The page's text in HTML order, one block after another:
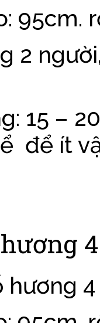
95cm.
2
15 –
để ít
hương 4